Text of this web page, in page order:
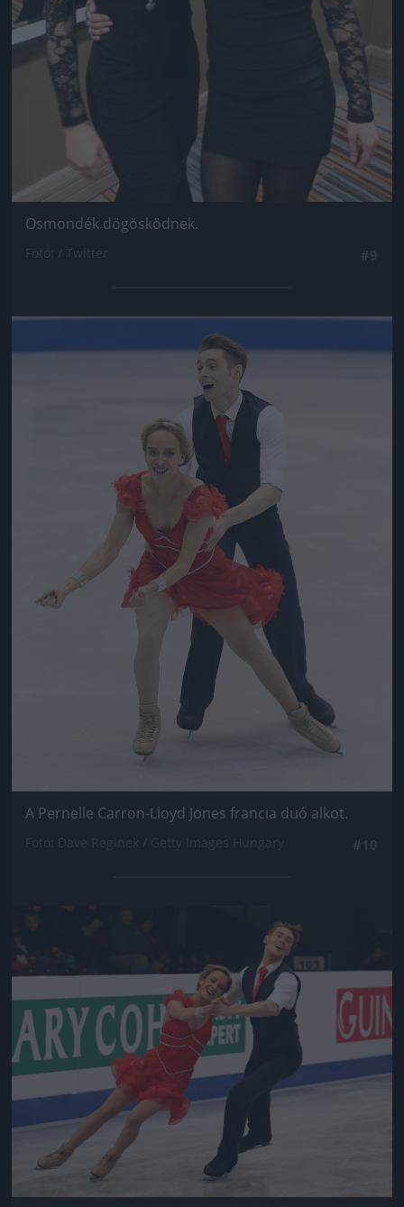
Osmondék dögösködnek.
Jön még kép!
A Pernelle Carron-Lloyd Jones francia duó alkot.